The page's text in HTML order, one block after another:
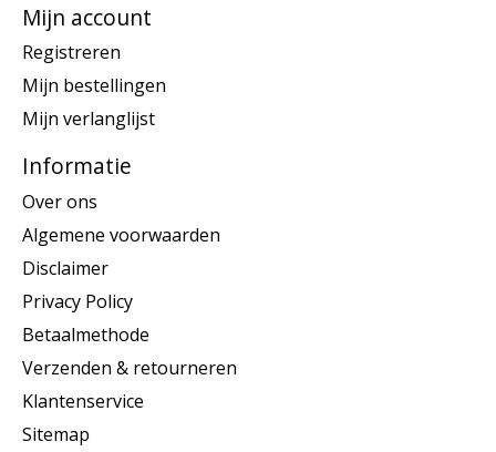
Mijn account
Registreren
Mijn bestellingen
Mijn verlanglijst
Informatie
Over ons
Algemene voorwaarden
Disclaimer
Privacy Policy
Betaalmethode
Verzenden & retourneren
Klantenservice
Sitemap